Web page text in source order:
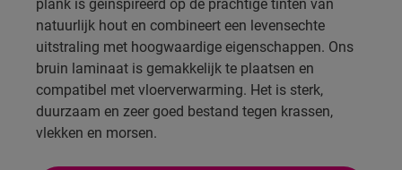
plank is geïnspireerd op de prachtige tinten van
natuurlijk hout en combineert een levensechte
uitstraling met hoogwaardige eigenschappen. Ons
bruin laminaat is gemakkelijk te plaatsen en
compatibel met vloerverwarming. Het is sterk,
duurzaam en zeer goed bestand tegen krassen,
vlekken en morsen.